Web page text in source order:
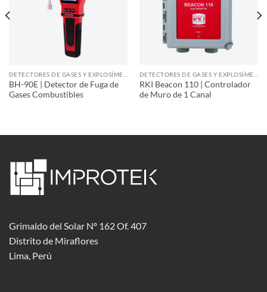
BH-90E | Detector de Fuga de
Gases Combustibles
RKI Beacon 110 | Controlador
de Muro de 1 Canal
Grimaldo del Solar Nº 162 Of. 407
Distrito de Miraflores
Lima, Perú